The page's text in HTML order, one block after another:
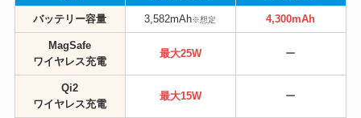
バッテリー容量 3,582mAh※想定 4,300mAh
MagSafe
ワイヤレス充電
最大25W ー
Qi2
ワイヤレス充電
最大15W ー